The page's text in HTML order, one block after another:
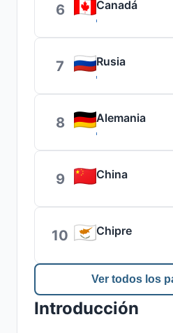
6 Canadá
7 Rusia
8 Alemania
9 China
10 Chipre
Ver todos los
Introducción